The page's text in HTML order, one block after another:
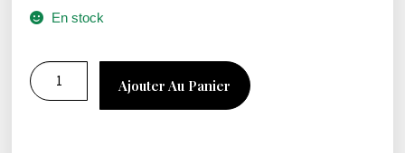
En stock
Ajouter Au Panier